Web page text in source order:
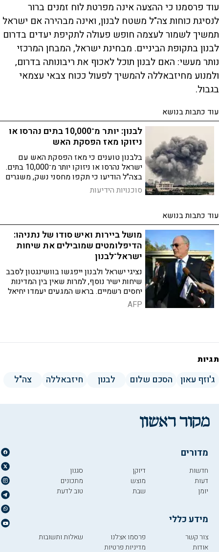
עוד פרסמנו כי ההצעה אינה מפרטת לוח זמנים ברור
לנסיגת כוחות צה"ל משטח לבנון, ואינה מבהירה אם ישראל
תמשיך לשמור לעצמה חופש פעולה לתקיפת יעדים בדרום
לבנון בתקופת הביניים. מבחינת ישראל, המבחן המרכזי
נותר מעשי: האם לבנון תוכל לאכוף את ריבונותה בדרום,
ולמנוע מחיזבאללה להמשיך לפעול ככוח צבאי עצמאי
בגבול.
עוד כתבות בנושא
לבנון: יותר מ־10,000 בתים נהרסו או
ניזוקו מאז הפסקת האש
בלבנון טוענים כי מאז הפסקת האש עם
ישראל נהרסו או ניזוקו יותר מ־10,000 בתים.
בצה"ל הודיעו כי תקפו מחסני נשק, משגרים
ותשתיות חיזבאללה
סוכנויות הידיעות
עוד כתבות בנושא
מושל ביירות ואיש סודו של נתניהו:
הדיפלומטים שמובילים את שיחות
ישראל־לבנון
נציגי ישראל ולבנון ייפגשו בוושינגטון לסבב
שיחות ישיר נוסף, למרות שאין בין המדינות
יחסים רשמיים. בראש המגעים יעמדו יחיאל
לייטר הישראלי וסימון כרם הלבנוני
AFP
תגיות
ג'וזף עאון הסכם שלום לבנון חיזבאללה צה"ל
מדורים
חדשות
דעות
יומן
דיוקן
מוצש
שבת
סגנון
מתכונים
טוב לדעת
מידע כללי
צור קשר
אודות
פרסמו אצלנו
מדיניות פרטיות
שאלות ותשובות